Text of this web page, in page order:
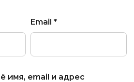
Email *
имя, email и адрес